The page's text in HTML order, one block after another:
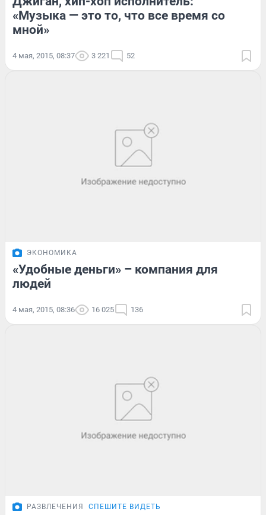
«Музыка — это то, что все время со
мной»
4 мая, 2015, 08:37 3 221 52
ЭКОНОМИКА
«Удобные деньги» – компания для
людей
4 мая, 2015, 08:36 16 025 136
РАЗВЛЕЧЕНИЯ СПЕШИТЕ ВИДЕТЬ